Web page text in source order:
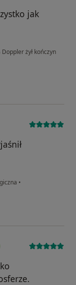
jak
żył kończyn
•